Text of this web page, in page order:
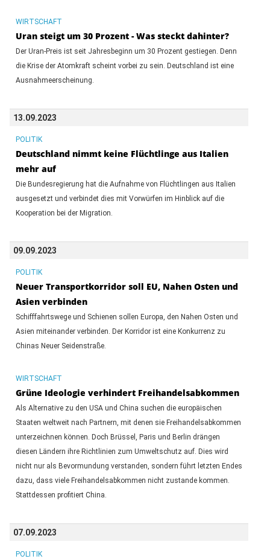
WIRTSCHAFT
Uran steigt um 30 Prozent - Was steckt dahinter?
Der Uran-Preis ist seit Jahresbeginn um 30 Prozent gestiegen. Denn
die Krise der Atomkraft scheint vorbei zu sein. Deutschland ist eine
Ausnahmeerscheinung.
13.09.2023
POLITIK
Deutschland nimmt keine Flüchtlinge aus Italien
mehr auf
Die Bundesregierung hat die Aufnahme von Flüchtlingen aus Italien
ausgesetzt und verbindet dies mit Vorwürfen im Hinblick auf die
Kooperation bei der Migration.
09.09.2023
POLITIK
Neuer Transportkorridor soll EU, Nahen Osten und
Asien verbinden
Schifffahrtswege und Schienen sollen Europa, den Nahen Osten und
Asien miteinander verbinden. Der Korridor ist eine Konkurrenz zu
Chinas Neuer Seidenstraße.
WIRTSCHAFT
Grüne Ideologie verhindert Freihandelsabkommen
Als Alternative zu den USA und China suchen die europäischen
Staaten weltweit nach Partnern, mit denen sie Freihandelsabkommen
unterzeichnen können. Doch Brüssel, Paris und Berlin drängen
diesen Ländern ihre Richtlinien zum Umweltschutz auf. Dies wird
nicht nur als Bevormundung verstanden, sondern führt letzten Endes
dazu, dass viele Freihandelsabkommen nicht zustande kommen.
Stattdessen profitiert China.
07.09.2023
POLITIK